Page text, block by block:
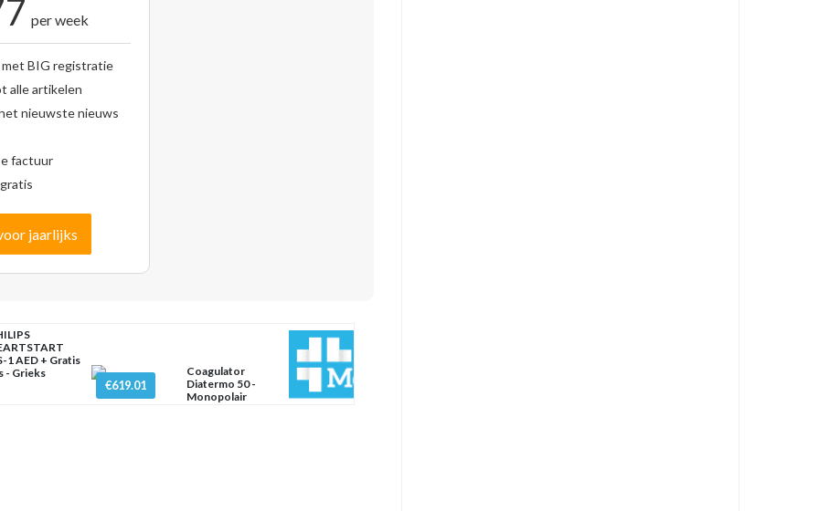
per week
BIG registratie
alle artikelen
nieuwste nieuws
factuur
jaarlijks
1 AED + Gratis
- Grieks
€619.01
Coagulator
Diatermo 50 -
Monopolair